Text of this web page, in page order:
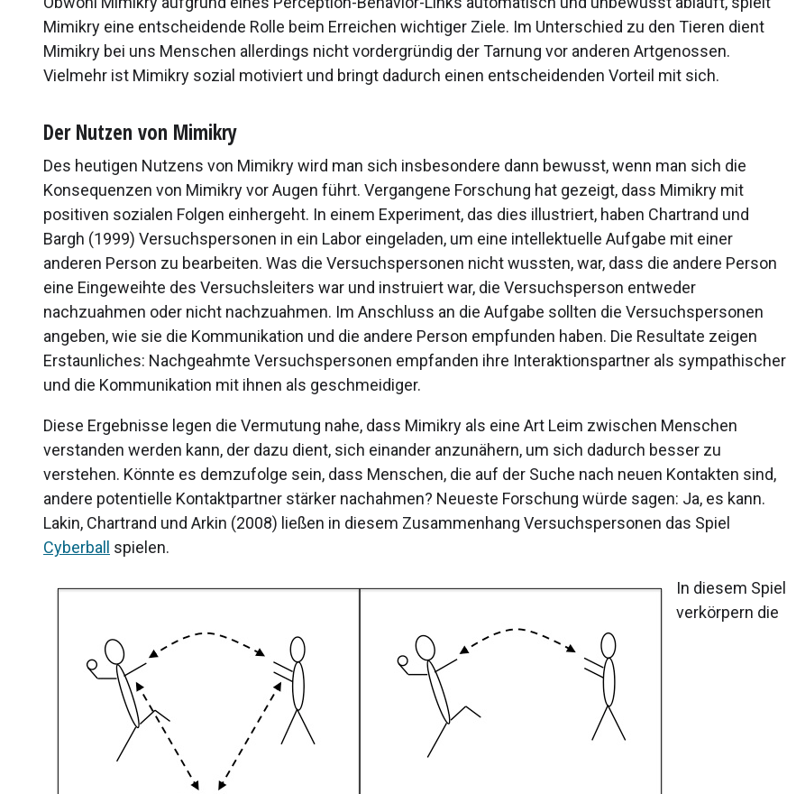
Mimikry eine entscheidende Rolle beim Erreichen wichtiger Ziele. Im Unterschied zu den Tieren dient
Mimikry bei uns Menschen allerdings nicht vordergründig der Tarnung vor anderen Artgenossen.
Vielmehr ist Mimikry sozial motiviert und bringt dadurch einen entscheidenden Vorteil mit sich.
Der Nutzen von Mimikry
Des heutigen Nutzens von Mimikry wird man sich insbesondere dann bewusst, wenn man sich die
Konsequenzen von Mimikry vor Augen führt. Vergangene Forschung hat gezeigt, dass Mimikry mit
positiven sozialen Folgen einhergeht. In einem Experiment, das dies illustriert, haben Chartrand und
Bargh (1999) Versuchspersonen in ein Labor eingeladen, um eine intellektuelle Aufgabe mit einer
anderen Person zu bearbeiten. Was die Versuchspersonen nicht wussten, war, dass die andere Person
eine Eingeweihte des Versuchsleiters war und instruiert war, die Versuchsperson entweder
nachzuahmen oder nicht nachzuahmen. Im Anschluss an die Aufgabe sollten die Versuchspersonen
angeben, wie sie die Kommunikation und die andere Person empfunden haben. Die Resultate zeigen
Erstaunliches: Nachgeahmte Versuchspersonen empfanden ihre Interaktionspartner als sympathischer
und die Kommunikation mit ihnen als geschmeidiger.
Diese Ergebnisse legen die Vermutung nahe, dass Mimikry als eine Art Leim zwischen Menschen
verstanden werden kann, der dazu dient, sich einander anzunähern, um sich dadurch besser zu
verstehen. Könnte es demzufolge sein, dass Menschen, die auf der Suche nach neuen Kontakten sind,
andere potentielle Kontaktpartner stärker nachahmen? Neueste Forschung würde sagen: Ja, es kann.
Lakin, Chartrand und Arkin (2008) ließen in diesem Zusammenhang Versuchspersonen das Spiel
Cyberball
spielen.
In diesem Spiel
verkörpern die